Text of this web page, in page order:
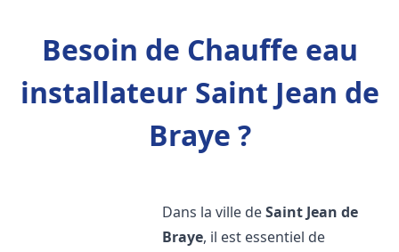
Besoin de Chauffe eau
installateur Saint Jean de
Braye ?
Dans la ville deSaint Jean de
Braye, il est essentiel de